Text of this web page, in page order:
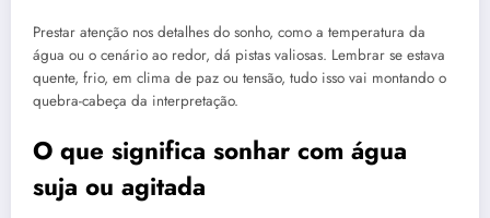
Prestar atenção nos detalhes do sonho, como a temperatura da
água ou o cenário ao redor, dá pistas valiosas. Lembrar se estava
quente, frio, em clima de paz ou tensão, tudo isso vai montando o
quebra-cabeça da interpretação.
O que significa sonhar com água
suja ou agitada